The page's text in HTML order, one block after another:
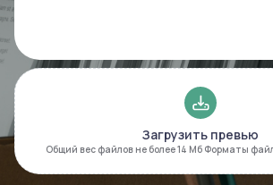
Загрузить превью